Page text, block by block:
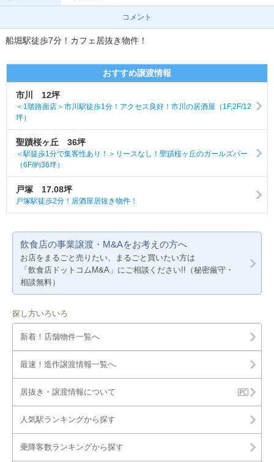
コメント
船堀駅徒歩7分！カフェ居抜き物件！
おすすめ譲渡情報
市川 12坪
＜1階路面店＞市川駅徒歩1分！アクセス良好！市川の居酒屋（1F,2F/12
坪）
聖蹟桜ヶ丘 36坪
＜駅徒歩1分で集客性あり！＞リースなし！聖蹟桜ヶ丘のガールズバー
（6F/約36坪）
戸塚 17.08坪
戸塚駅徒歩2分！居酒屋居抜き物件！
飲食店の事業譲渡・M&Aをお考えの方へ
お店をまるごと売りたい、まるごと買いたい方は
「飲食店ドットコムM&A」にご相談ください!!（秘密厳守・
相談無料）
探し方いろいろ
新着！店舗物件一覧へ
最速！造作譲渡情報一覧へ
居抜き・譲渡情報について
人気駅ランキングから探す
乗降客数ランキングから探す